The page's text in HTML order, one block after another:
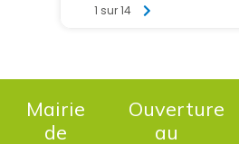
Mairie
de
Ouverture
au